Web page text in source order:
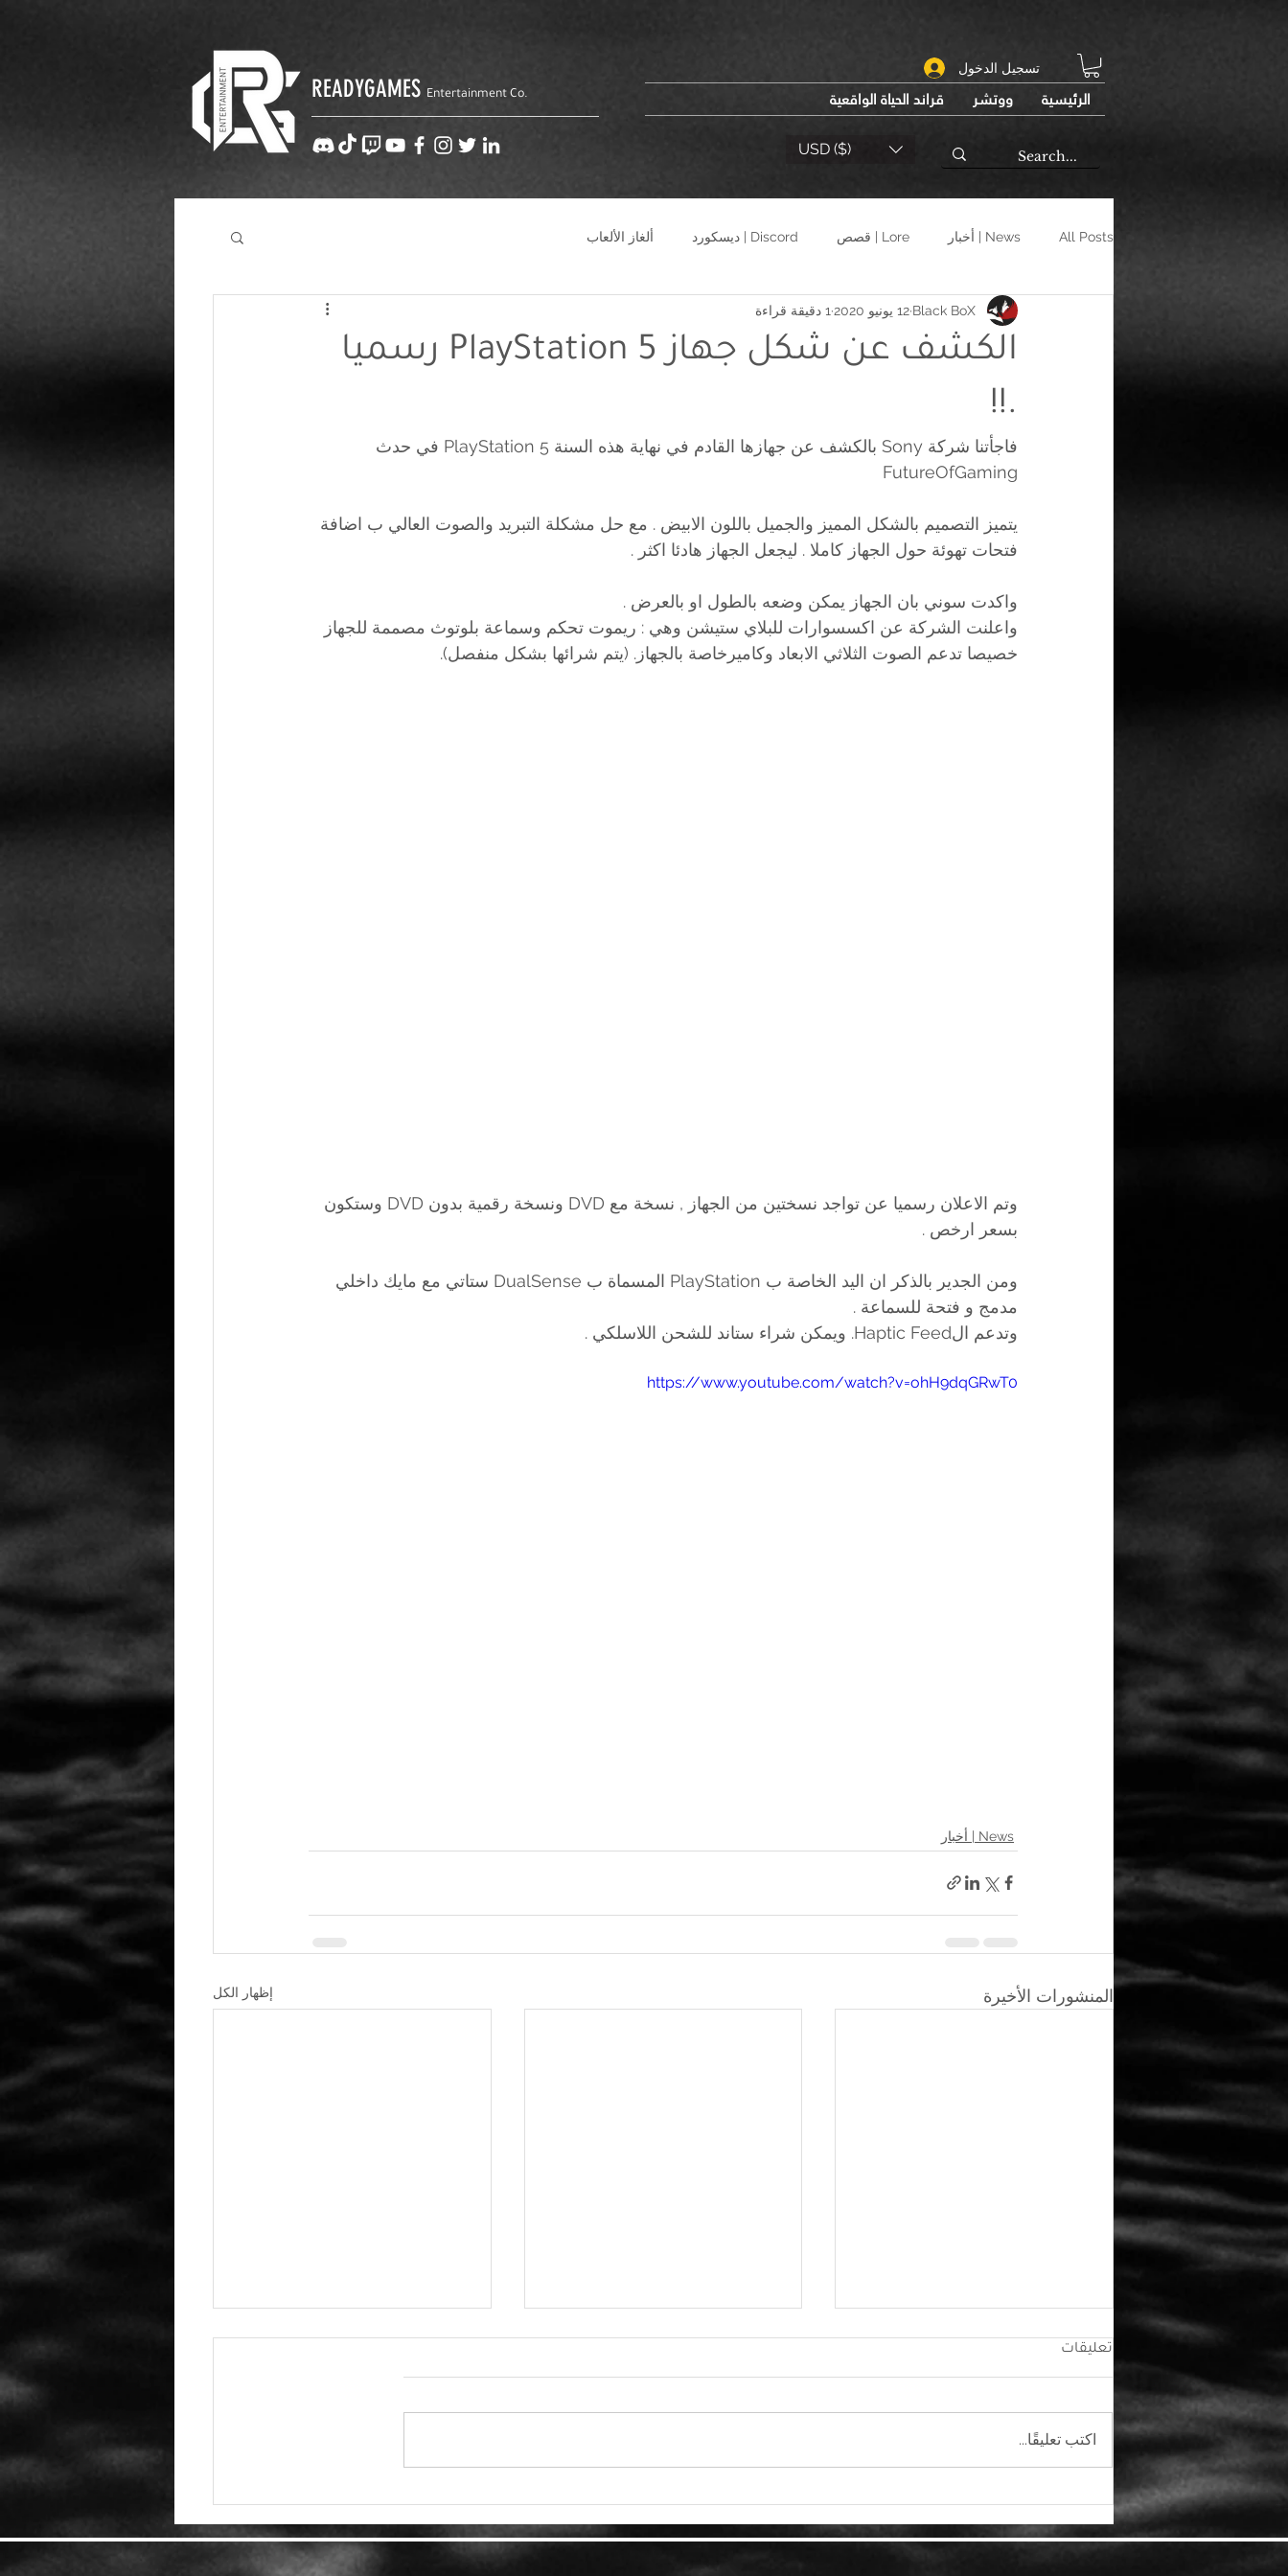
READYGAMES Entertainment Co.
تسجيل الدخول
USD ($)
قراند الحياة الواقعية ووتشر الرئيسية
All Posts News | أخبار Lore | قصص Discord | ديسكورد ألغاز الألعاب
الكشف عن شكل جهاز PlayStation 5 رسميا
.!!
Black BoX 12 يونيو 2020 1 دقيقة قراءة
فاجأتنا شركة Sony بالكشف عن جهازها القادم في نهاية هذه السنة PlayStation 5 في حدث
FutureOfGaming
يتميز التصميم بالشكل المميز والجميل باللون الابيض . مع حل مشكلة التبريد والصوت العالي ب اضافة
فتحات تهوئة حول الجهاز كاملا . ليجعل الجهاز هادئا اكثر .
واكدت سوني بان الجهاز يمكن وضعه بالطول او بالعرض .
واعلنت الشركة عن اكسسوارات للبلاي ستيشن وهي : ريموت تحكم وسماعة بلوتوث مصممة للجهاز
خصيصا تدعم الصوت الثلاثي الابعاد وكاميرخاصة بالجهاز. (يتم شرائها بشكل منفصل).
وتم الاعلان رسميا عن تواجد نسختين من الجهاز , نسخة مع DVD ونسخة رقمية بدون DVD وستكون
بسعر ارخص .
ومن الجدير بالذكر ان اليد الخاصة ب PlayStation المسماة ب DualSense ستاتي مع مايك داخلي
مدمج و فتحة للسماعة .
وتدعم الHaptic Feed. ويمكن شراء ستاند للشحن اللاسلكي .
https://www.youtube.com/watch?v=ohH9dqGRwT0
News | أخبار
المنشورات الأخيرة إظهار الكل
اخترقت Microsoft و Nvidia
القصة وأيضًا موعد الإطلاق
تعليقات
اكتب تعليقًا...